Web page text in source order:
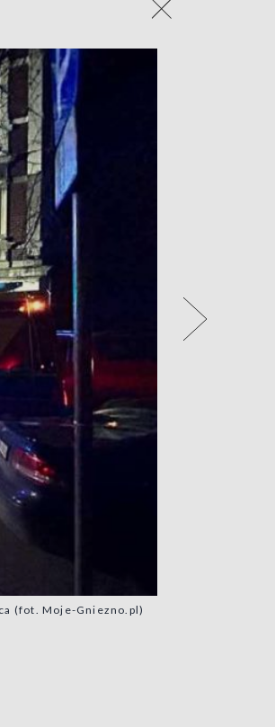
(fot. Moje-Gniezno.pl)